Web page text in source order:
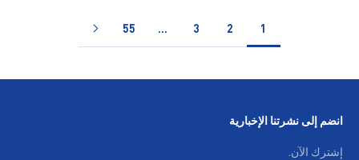
1
2
3
…
55
انضم إلى نشرتنا الإخبارية
إشترك الآن.